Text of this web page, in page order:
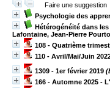
Faire une suggestion
Psychologie des
Hétérogénéité dans
Lafontaine, Jean-Pierre
108 - Quatrième
110 - Avril/Mai/Juin
1309 - 1er février 2019
166 - Automne 2025 -